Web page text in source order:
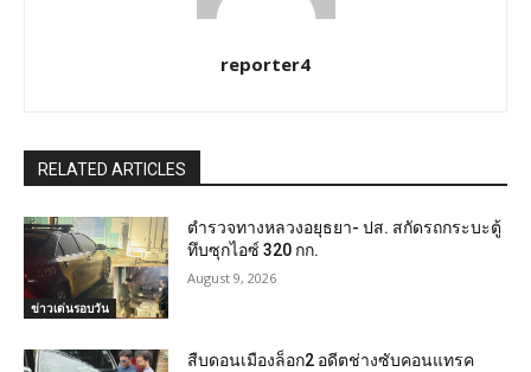
reporter4
RELATED ARTICLES
ข่าวเด่นรอบวัน
ตำรวจทางหลวงอยุธยา- ปส. สกัดรถกระบะตู้
ทึบซุกไอซ์ 320 กก.
August 9, 2026
สืบดอนเมืองล็อก2 อดีตช่างซับคอนแทรค